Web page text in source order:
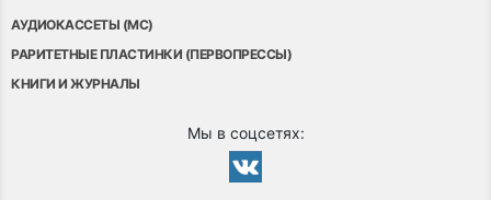
АУДИОКАССЕТЫ (MC)
РАРИТЕТНЫЕ ПЛАСТИНКИ (ПЕРВОПРЕССЫ)
КНИГИ И ЖУРНАЛЫ
Мы в соцсетях: